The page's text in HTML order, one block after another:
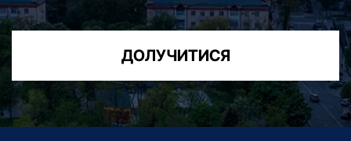
ДОЛУЧИТИСЯ